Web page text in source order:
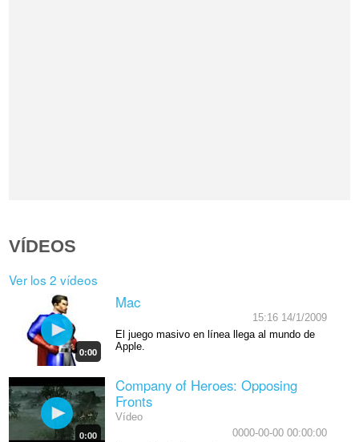
VÍDEOS
Ver los 2 vídeos
0:00
Mac
15:16 14/1/2009
El juego masivo en línea llega al mundo de
Apple.
0:00
Company of Heroes: Opposing
Fronts
Vídeo
0000-00-00 00:00:00